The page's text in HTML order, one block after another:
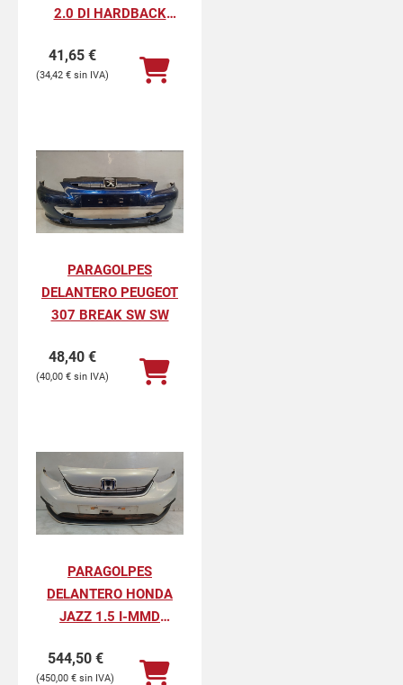
2.0 DI HARDBACK
41,65 €
34,42 €
PARAGOLPES
DELANTERO PEUGEOT
307 BREAK SW SW
48,40 €
40,00 €
PARAGOLPES
DELANTERO HONDA
JAZZ 1.5 I-MMD
544,50 €
450,00 €